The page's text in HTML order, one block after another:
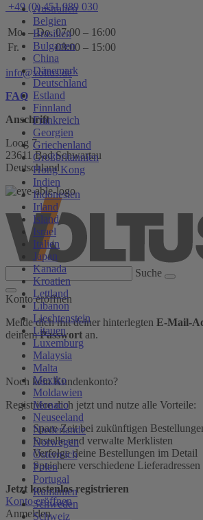
Australien
Belgien
Brasilien
Bulgarien
China
Dänemark
Deutschland
Estland
Finnland
Frankreich
Georgien
Griechenland
Großbritannien
Hong Kong
Indien
Indonesien
Irland
Island
Israel
Italien
Japan
Kanada
Kroatien
Lettland
Libanon
Liechtenstein
Litauen
Luxemburg
Malaysia
Malta
Mexiko
Moldawien
Monaco
Neuseeland
Niederlande
Norwegen
Österreich
Polen
Portugal
Rumänien
Schweden
Schweiz
+49 (0) 451 989 030
Mo. – Do. 07:00 – 16:00
Fr.
08:00 – 15:00
info@voltus.de
FAQ
Anschrift
Loog 7
23611 Bad Schwartau
Deutschland
Suche
Konto eröffnen
Melde dich mit deiner hinterlegten E-Mail-
deinemPasswort an.
Noch kein Kundenkonto?
Registriere dich jetzt und nutze alle Vorteile:
Spare Zeit bei zukünftigen
Erstelle und verwalte Merklisten
Verfolge deine Bestellungen im Detail
Speichere verschiedene Lieferadressen
Jetzt kostenlos registrieren
Konto eröffnen
Anmelden